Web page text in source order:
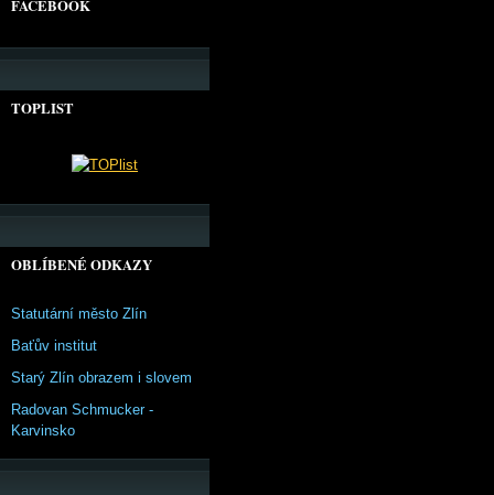
FACEBOOK
TOPLIST
OBLÍBENÉ ODKAZY
Statutární město Zlín
Baťův institut
Starý Zlín obrazem i slovem
Radovan Schmucker -
Karvinsko